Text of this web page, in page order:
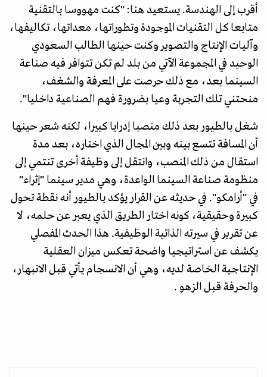
أقرب إلى الهندسة. يستعيد هنا: "كنت مهووسا بالتقنية
متابعا كل التقنيات الموجودة وتطوراتها، معداتها، تكاليفها،
وآليات الإنتاج والتصوير وكنت حينها الطالب السعودي
الوحيد في المجموعة الآتي من بلد لم تكن تتوافر فيه صناعة
السينما بعد، مع ذلك حرصت على المعرفة والشغف،
منحتني تلك التجربة وعيا بضرورة فهم الصناعية داخليا".
شغل بالطيور بعد ذلك منصبا إدرايا كبيرا، لكنه شعر حينها
أن المسافة تتسع بينه وبين المجال الذي اختاره، بعد مدة
استقال من ذلك المنصب، وانتقل إلى وظيفة أخرى تنتمي إلى
منظومة صناعة السينما الواعدة، وهي مدير سينما "إثراء"
في "أرامكو". في حديثه عن القرار يؤكد بالطيور أنه نقطة تحول
كبيرة وحقيقية، كونه اختار الطريق الذي يعبر عن حلمه، لا
عن تقرير في سيرته الذاتية الوظيفية. هذا الحدث المفصلي
يكشف عن استراتيجيا واضحة تعكس ميزان العقلية
الإنتاجية الخاصة لديه، وهي أن الانسجام يأتي قبل الانبهار،
والحرفة قبل الزهو .